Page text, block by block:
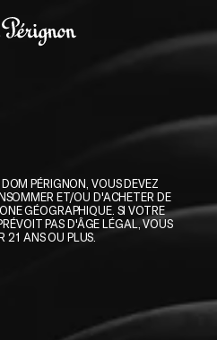
PÉRIGNON, VOUS DEVEZ
ET/OU D'ACHETER DE
GÉOGRAPHIQUE. SI VOTRE
PAS D'ÂGE LÉGAL, VOUS
21 ANS OU PLUS.